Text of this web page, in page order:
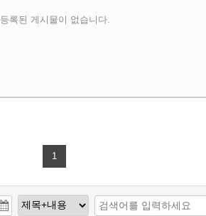
등록된 게시물이 없습니다.
1